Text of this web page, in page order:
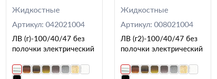
Жидкостные
Артикул: 042021004
ЛВ (г)-100/40/47 без
полочки электрический
Жидкостные
Артикул: 008021004
ЛВ (г2)-100/40/47 без
полочки электрический